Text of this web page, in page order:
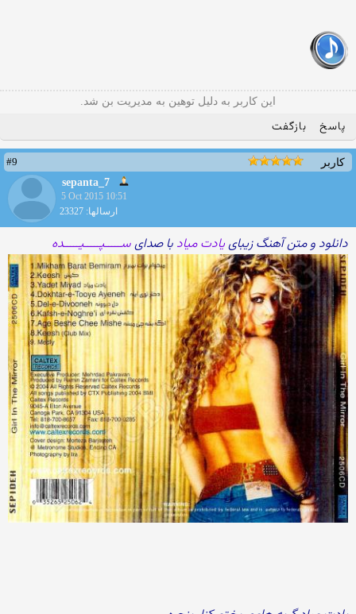
این کاربر به دلیل توهین به مدیریت بن شد.
پاسخ بازگفت
کاربر
#9
sepanta_7
5 Oct 2015 10:51
ارسالها: 23327
دانلود و متن آهنگ زیباییادت میاد با صدایســـــپـــــیـــــده